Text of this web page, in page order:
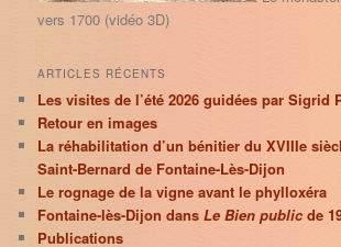
vers 1700 (vidéo 3D)
ARTICLES RÉCENTS
Les visites de l’été 2026 guidées par Sigrid
Retour en images
La réhabilitation d’un bénitier du XVIIIe
Saint-Bernard de Fontaine-Lès-Dijon
Le rognage de la vigne avant le phylloxéra
Fontaine-lès-Dijon dansLe Bien publicde
Publications